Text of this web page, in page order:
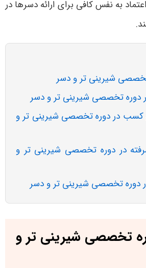
به نفس کافی برای ارائه دسرها در
.
تخصصی شیرینی تر و دسر
دوره تخصصی شیرینی تر و دسر
کسب در دوره تخصصی شیرینی تر و
در دوره تخصصی شیرینی تر و
دوره تخصصی شیرینی تر و دسر
تخصصی شیرینی تر و